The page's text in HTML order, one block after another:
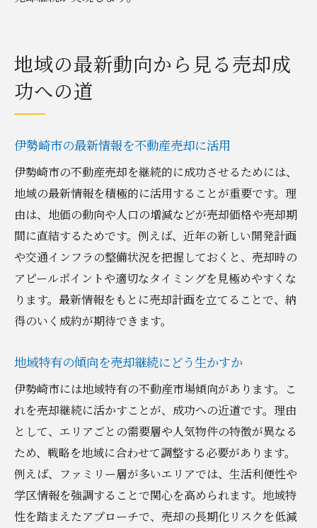
地域の最新動向から見る売却成
功への道
伊勢崎市の最新情報を不動産売却に活用
伊勢崎市の不動産売却を継続的に成功させるためには、
地域の最新情報を積極的に活用することが重要です。理
由は、地価の動向や人口の増減などが売却価格や売却期
間に直結するためです。例えば、近年の新しい開発計画
や交通インフラの整備状況を把握しておくと、売却時の
アピールポイントや適切なタイミングを見極めやすくな
ります。最新情報をもとに売却計画を立てることで、納
得のいく成約が期待できます。
地域特有の傾向を売却継続にどう生かすか
伊勢崎市には地域特有の不動産市場傾向があります。こ
れを売却継続に活かすことが、成功への近道です。理由
として、エリアごとの需要層や人気物件の特徴が異なる
ため、戦略を地域に合わせて調整する必要があります。
例えば、ファミリー層が多いエリアでは、生活利便性や
学区情報を強調することで関心を高められます。地域特
性を踏まえたアプローチで、売却の長期化リスクを低減